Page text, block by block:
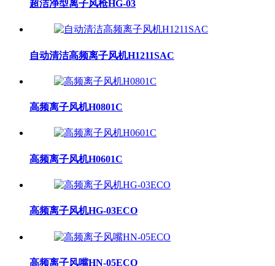
超洁净型离子风枪HG-03
自动清洁高频离子风机H1211SAC
高频离子风机H0801C
高频离子风机H0601C
高频离子风机HG-03ECO
高频离子风嘴HN-05ECO